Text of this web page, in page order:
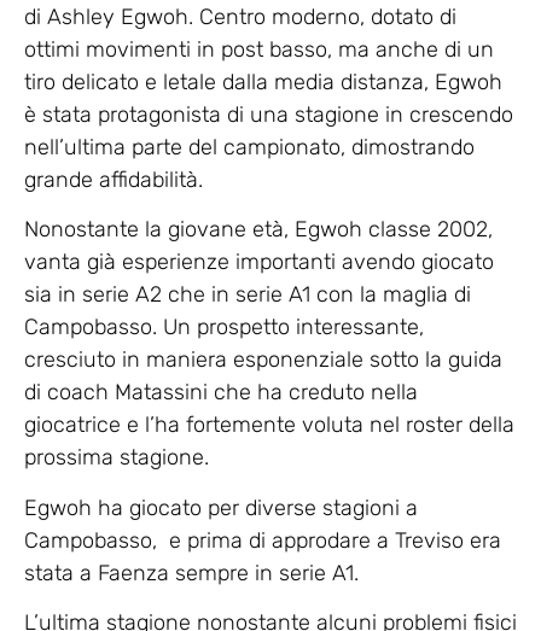
di Ashley Egwoh. Centro moderno, dotato di
ottimi movimenti in post basso, ma anche di un
tiro delicato e letale dalla media distanza, Egwoh
è stata protagonista di una stagione in crescendo
nell’ultima parte del campionato, dimostrando
grande affidabilità.
Nonostante la giovane età, Egwoh classe 2002,
vanta già esperienze importanti avendo giocato
sia in serie A2 che in serie A1 con la maglia di
Campobasso. Un prospetto interessante,
cresciuto in maniera esponenziale sotto la guida
di coach Matassini che ha creduto nella
giocatrice e l’ha fortemente voluta nel roster della
prossima stagione.
Egwoh ha giocato per diverse stagioni a
Campobasso, e prima di approdare a Treviso era
stata a Faenza sempre in serie A1.
L’ultima stagione nonostante alcuni problemi fisici